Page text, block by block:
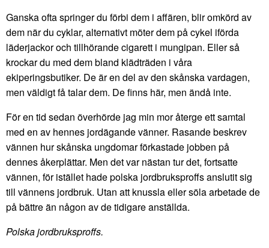
Ganska ofta springer du förbi dem i affären, blir omkörd av
dem när du cyklar, alternativt möter dem på cykel iförda
läderjackor och tillhörande cigarett i mungipan. Eller så
krockar du med dem bland klädträden i våra
ekiperingsbutiker. De är en del av den skånska vardagen,
men väldigt få talar dem. De finns här, men ändå inte.
För en tid sedan överhörde jag min mor återge ett samtal
med en av hennes jordägande vänner. Rasande beskrev
vännen hur skånska ungdomar förkastade jobben på
dennes åkerplättar. Men det var nästan tur det, fortsatte
vännen, för istället hade polska jordbruksproffs anslutit sig
till vännens jordbruk. Utan att knussla eller söla arbetade de
på bättre än någon av de tidigare anställda.
Polska jordbruksproffs.